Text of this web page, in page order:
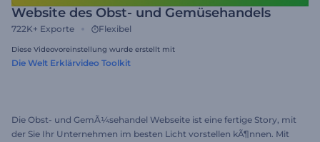
Website des Obst- und Gemüsehandels
722K+ Exporte Flexibel
Diese Videovoreinstellung wurde erstellt mit
Die Welt Erklärvideo Toolkit
Die Obst- und GemÃ¼sehandel Webseite ist eine fertige Story, mit
der Sie Ihr Unternehmen im besten Licht vorstellen kÃ¶nnen. Mit